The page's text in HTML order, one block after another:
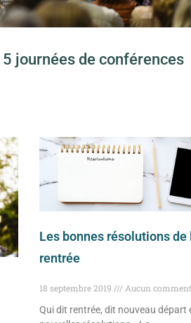
5 journées de conférences
Les bonnes résolutions de
rentrée
18 septembre 2019
Aucun
Qui dit rentrée, dit nouveau départ